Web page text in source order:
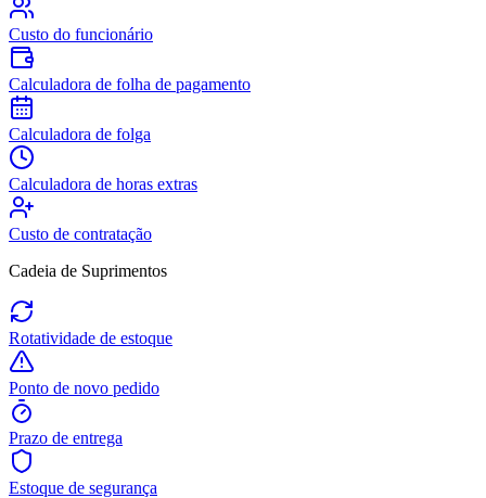
Custo do funcionário
Calculadora de folha de pagamento
Calculadora de folga
Calculadora de horas extras
Custo de contratação
Cadeia de Suprimentos
Rotatividade de estoque
Ponto de novo pedido
Prazo de entrega
Estoque de segurança